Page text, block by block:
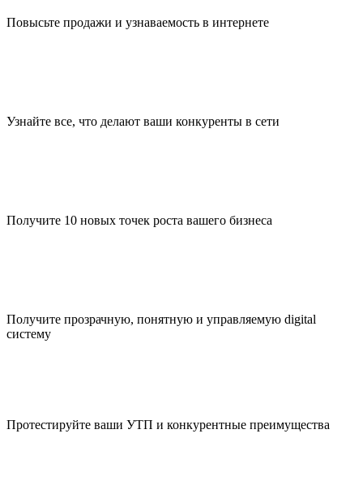
Повысьте продажи и узнаваемость в интернете
Узнайте все, что делают ваши конкуренты в сети
Получите 10 новых точек роста вашего бизнеса
Получите прозрачную, понятную и управляемую digital
систему
Протестируйте ваши УТП и конкурентные преимущества